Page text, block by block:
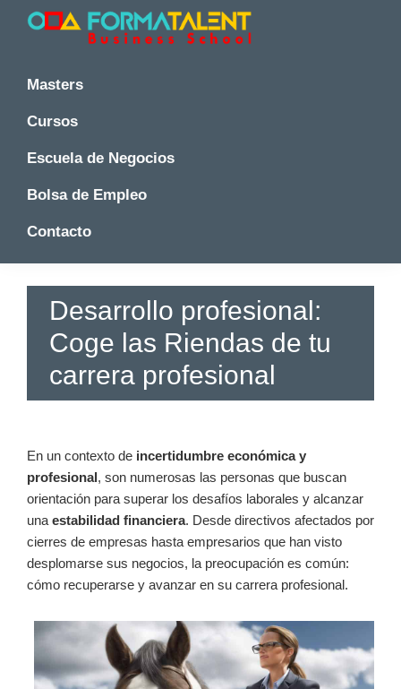
Saltar
Saltar
Saltar
principal
y
Master
en
Madrid
Formatalent
y
en
-
Formatalent
Masters
Cursos
Escuela de Negocios
Bolsa de Empleo
Contacto
Desarrollo profesional:
Coge las Riendas de tu
carrera profesional
En un contexto de incertidumbre económica y
profesional, son numerosas las personas que buscan
orientación para superar los desafíos laborales y alcanzar
una estabilidad financiera. Desde directivos afectados por
cierres de empresas hasta empresarios que han visto
desplomarse sus negocios, la preocupación es común:
cómo recuperarse y avanzar en su carrera profesional.